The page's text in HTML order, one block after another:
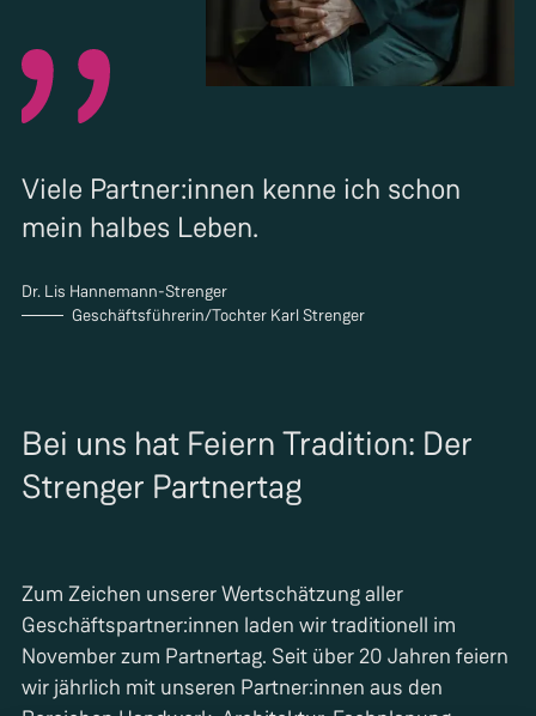
Viele Partner:innen kenne ich schon
mein halbes Leben.
Dr. Lis Hannemann-Strenger
Geschäftsführerin/Tochter Karl Strenger
Bei uns hat Feiern Tradition: Der
Strenger Partnertag
Zum Zeichen unserer Wertschätzung aller
Geschäftspartner:innen laden wir traditionell im
November zum Partnertag. Seit über 20 Jahren feiern
wir jährlich mit unseren Partner:innen aus den